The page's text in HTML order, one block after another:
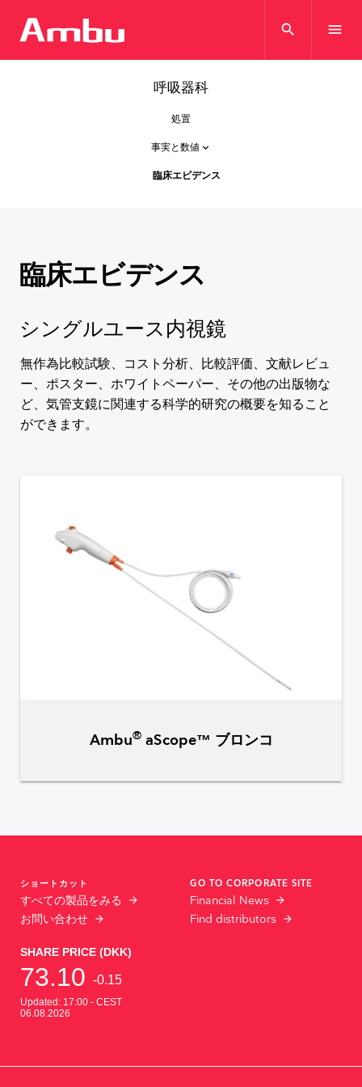
search menu
呼吸器科
処置
事実と数値keyboard_arrow_down
臨床エビデンス
臨床エビデンス
シングルユース内視鏡
無作為比較試験、コスト分析、比較評価、文献レビュ
ー、ポスター、ホワイトペーパー、その他の出版物な
ど、気管支鏡に関連する科学的研究の概要を知ること
ができます。
Ambu®aScope™ ブロンコ
ショートカット
すべての製品をみる
お問い合わせ
GO TO CORPORATE SITE
Financial News
Find distributors